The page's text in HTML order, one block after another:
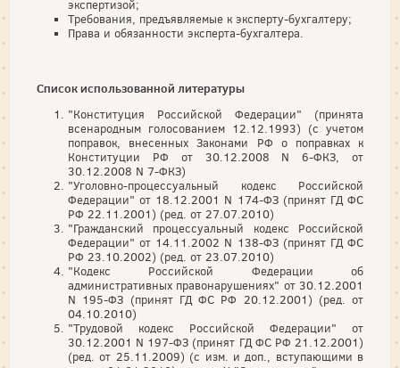
экспертизой;
Требования, предъявляемые к эксперту-бухгалтеру;
Права и обязанности эксперта-бухгалтера.
Список использованной литературы
"Конституция Российской Федерации" (принята
всенародным голосованием 12.12.1993) (с учетом
поправок, внесенных Законами РФ о поправках к
Конституции РФ от 30.12.2008 N 6-ФКЗ, от
30.12.2008 N 7-ФКЗ)
"Уголовно-процессуальный кодекс Российской
Федерации" от 18.12.2001 N 174-ФЗ (принят ГД ФС
РФ 22.11.2001) (ред. от 27.07.2010)
"Гражданский процессуальный кодекс Российской
Федерации" от 14.11.2002 N 138-ФЗ (принят ГД ФС
РФ 23.10.2002) (ред. от 23.07.2010)
"Кодекс Российской Федерации об
административных правонарушениях" от 30.12.2001
N 195-ФЗ (принят ГД ФС РФ 20.12.2001) (ред. от
04.10.2010)
"Трудовой кодекс Российской Федерации" от
30.12.2001 N 197-ФЗ (принят ГД ФС РФ 21.12.2001)
(ред. от 25.11.2009) (с изм. и доп., вступающими в